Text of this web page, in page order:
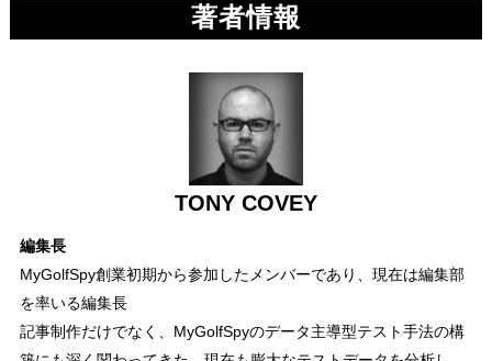
著者情報
TONY COVEY
編集長
MyGolfSpy創業初期から参加したメンバーであり、現在は編集部
を率いる編集長
記事制作だけでなく、MyGolfSpyのデータ主導型テスト手法の構